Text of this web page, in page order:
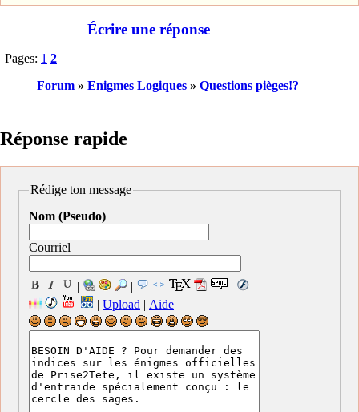
Écrire une réponse
Pages: 1 2
Forum » Enigmes Logiques » Questions pièges!?
Réponse rapide
Rédige ton message
Nom (Pseudo)
Courriel
| |
|
| Upload | Aide